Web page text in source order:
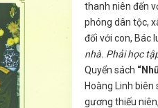
thanh niên đến
phóng dân tộc,
đối với con, Bác
nhà. Phải học
Quyển sách
Hoàng Linh
gương thiếu